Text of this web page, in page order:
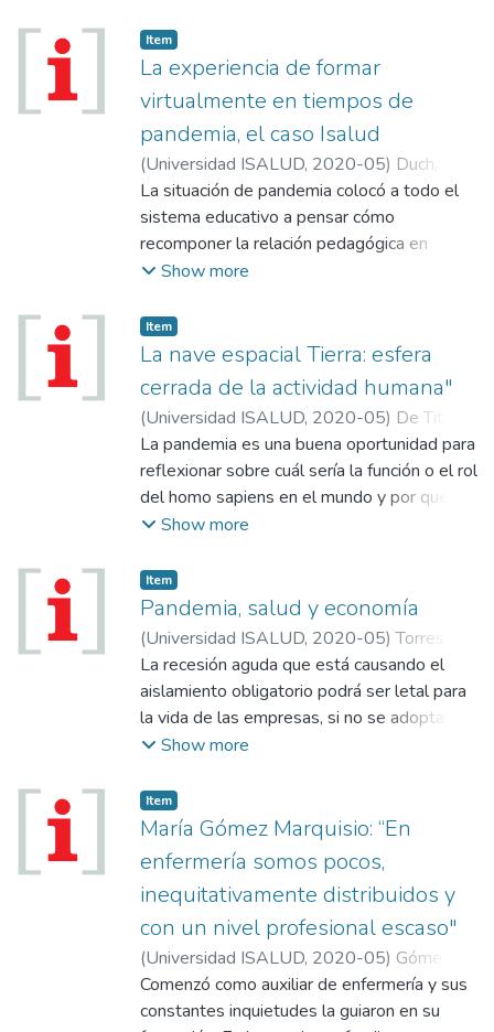
como únicas herramientas para la evaluación
antropométrica por su bajo costo y
accesibilidad, especialmente en el
subsector público.
millones de niños, niñas y jóvenes a
quedarse en sus hogares y al sistema
educativo a reinventarse para no dejarlos
sin clases. Ese terremoto puso de
manifiesto las ventajas de la época, llena de
posibilidades tecnológicas, pero también las
carencias que nuestras sociedades ya tenían
en la materia. La primera conclusión, y la
más urgente que dejó la pandemia es la
evidencia la profunda desigualdad y la falta
Item
La experiencia de formar
virtualmente en tiempos de
pandemia, el caso Isalud
(Universidad ISALUD, 2020-05) Duch,
Virginia;Ferrarelli, Mariana;Reboredo de
Zambonini, Silvia;Sabelli, María José
La situación de pandemia colocó a todo el
sistema educativo a pensar cómo
recomponer la relación pedagógica en
situación de virtualidad. Este artículo se
primeros meses de formación virtualizada
en la Universidad ISALUD.
Show more
Item
La nave espacial Tierra: esfera
cerrada de la actividad humana"
(Universidad ISALUD, 2020-05) De Titto,
Ernesto;Savino, Atilio
La pandemia es una buena oportunidad para
reflexionar sobre cuál sería la función o el rol
del homo sapiens en el mundo y por qué un
planeta ambientalmente saludable es la
saludables.
Show more
Item
Pandemia, salud y economía
(Universidad ISALUD, 2020-05)Torres,
Rubén
La recesión aguda que está causando el
aislamiento obligatorio podrá ser letal para
la vida de las empresas, si no se adoptan
medidas para contrarrestarla, pero no para
garanticen las necesidades básicas de
alimentación y salud para toda la población.
Show more
Item
María Gómez Marquisio: “En
enfermería somos pocos,
inequitativamente distribuidos y
con un nivel profesional escaso"
(Universidad ISALUD, 2020-05) Gómez
Marquisio, María
Comenzó como auxiliar de enfermería y sus
constantes inquietudes la guiaron en su